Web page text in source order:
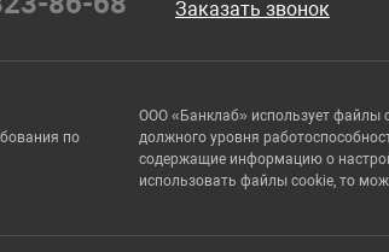
Заказать звонок
по
ООО «Банклаб» использует файлы
должного уровня
содержащие информацию о
использовать файлы cookie, то